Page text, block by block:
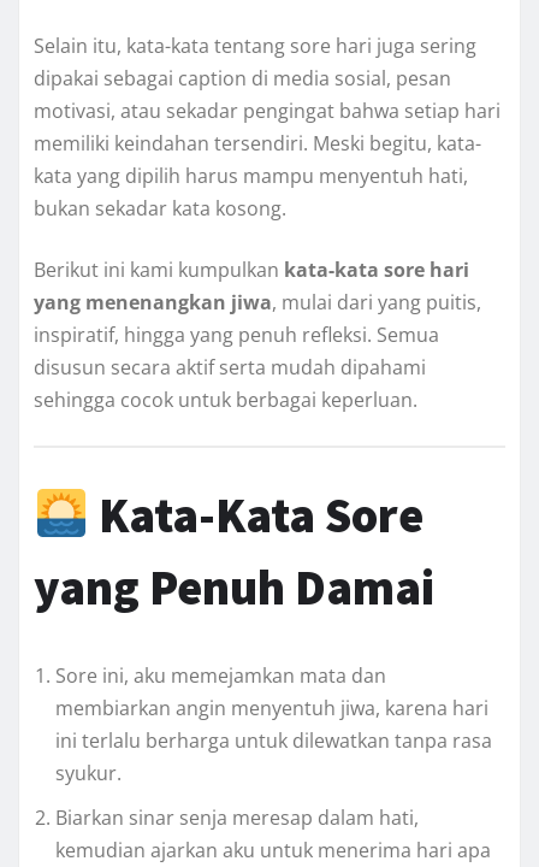
Selain itu, kata-kata tentang sore hari juga sering
dipakai sebagai caption di media sosial, pesan
motivasi, atau sekadar pengingat bahwa setiap hari
memiliki keindahan tersendiri. Meski begitu, kata-
kata yang dipilih harus mampu menyentuh hati,
bukan sekadar kata kosong.
Berikut ini kami kumpulkan kata-kata sore hari
yang menenangkan jiwa, mulai dari yang puitis,
inspiratif, hingga yang penuh refleksi. Semua
disusun secara aktif serta mudah dipahami
sehingga cocok untuk berbagai keperluan.
Kata-Kata Sore
yang Penuh Damai
Sore ini, aku memejamkan mata dan
membiarkan angin menyentuh jiwa, karena hari
ini terlalu berharga untuk dilewatkan tanpa rasa
syukur.
Biarkan sinar senja meresap dalam hati,
kemudian ajarkan aku untuk menerima hari apa